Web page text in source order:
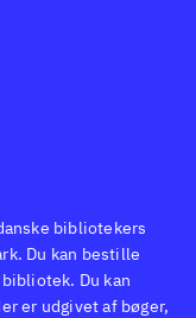
og bibliotekers
Du kan bestille
Du kan
er udgivet af bøger,